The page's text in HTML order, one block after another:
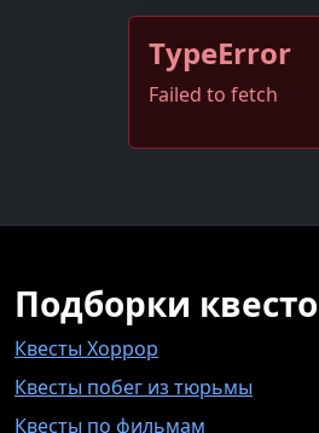
TypeError
Failed to fetch
Подборки
Квесты Хоррор
Квесты побег из тюрьмы
Квесты по фильмам